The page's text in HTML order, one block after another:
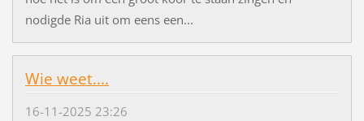
nodigde Ria uit om eens een...
Wie weet....
16-11-2025 23:26